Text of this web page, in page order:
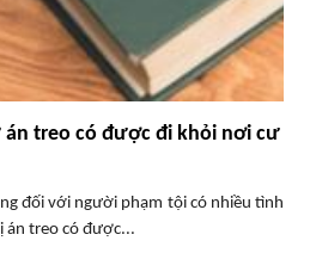
treo có được đi khỏi nơi cư
đối với người phạm tội có nhiều tình
án treo có được...